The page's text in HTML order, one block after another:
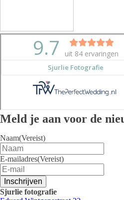
Meld je aan voor de
Naam(Vereist)
E-mailadres(Vereist)
Inschrijven
Sjurlie fotografie